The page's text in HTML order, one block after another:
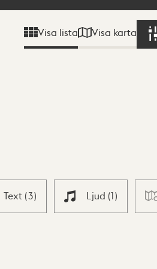
Visa lista Visa karta
Text (3) Ljud (1)